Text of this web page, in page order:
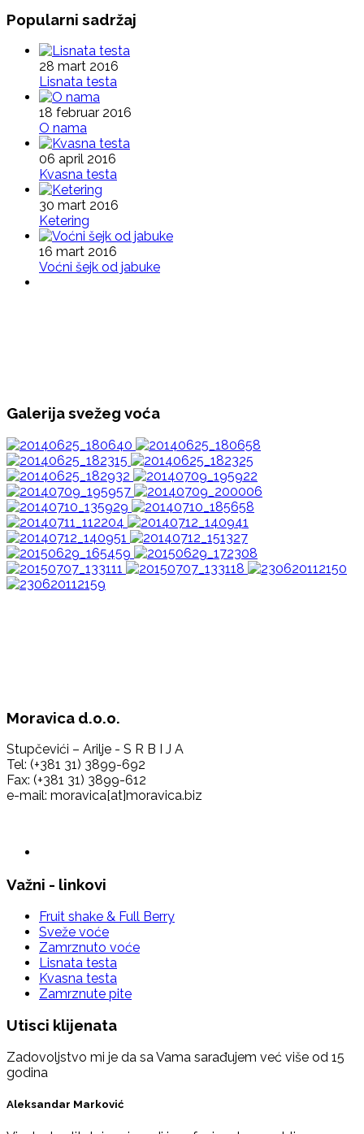
Popularni sadržaj
28 mart 2016
Lisnata testa
18 februar 2016
O nama
06 april 2016
Kvasna testa
30 mart 2016
Ketering
16 mart 2016
Voćni šejk od jabuke
Galerija svežeg voća
Moravica d.o.o.
Stupčevići – Arilje - S R B I J A
Tel: (+381 31) 3899-692
Fax: (+381 31) 3899-612
e-mail: moravica[at]moravica.biz
Važni - linkovi
Fruit shake & Full Berry
Sveže voće
Zamrznuto voće
Lisnata testa
Kvasna testa
Zamrznute pite
Utisci klijenata
Zadovoljstvo mi je da sa Vama sarađujem već više od 15
godina
Aleksandar Marković